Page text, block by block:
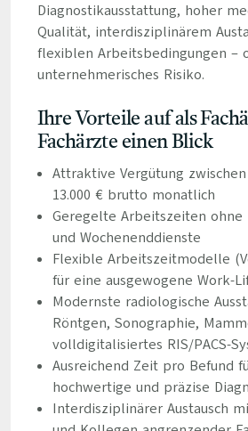
Diagnostikausstattung, hoher
Qualität, interdisziplinärem
flexiblen Arbeitsbedingungen –
unternehmerisches Risiko.
Ihre Vorteile auf als
Fachärzte einen Blick
Attraktive Vergütung zwischen
13.000 € brutto monatlich
Geregelte Arbeitszeiten ohne
und Wochenenddienste
Flexible Arbeitszeitmodelle
für eine ausgewogene Work-
Modernste radiologische
Röntgen, Sonographie,
volldigitalisiertes RIS/PACS-
Ausreichend Zeit pro Befund
hochwertige und präzise
Interdisziplinärer Austausch